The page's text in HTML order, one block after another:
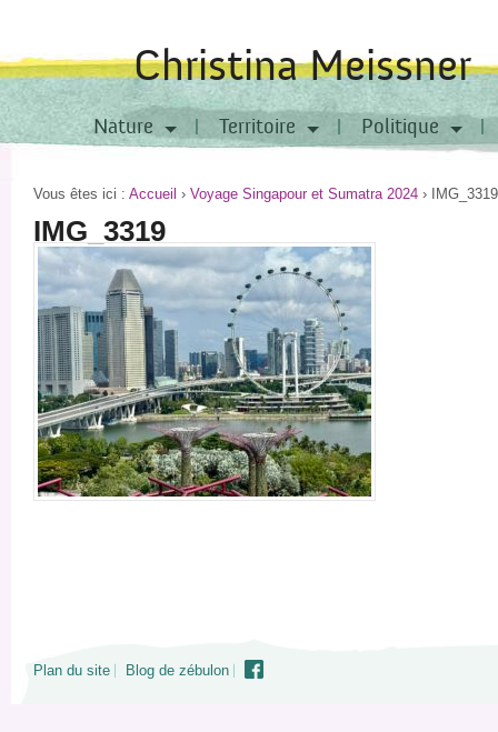
Christina Meissner
Nature Territoire Politique
Vous êtes ici : Accueil › Voyage Singapour et Sumatra 2024 › IMG_3319
IMG_3319
Plan du site Blog de zébulon